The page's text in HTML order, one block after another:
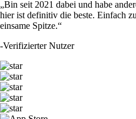
„Bin seit 2021 dabei und habe
hier ist definitiv die beste. Einfach
einsame Spitze.“
-Verifizierter Nutzer